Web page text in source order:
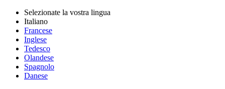
Selezionate la vostra lingua
Italiano
Francese
Inglese
Tedesco
Olandese
Spagnolo
Danese